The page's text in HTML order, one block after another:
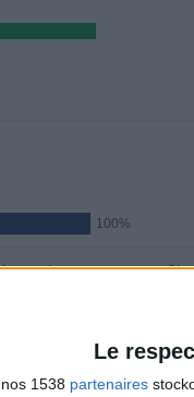
Le
1538 partenaires
100%
matchs